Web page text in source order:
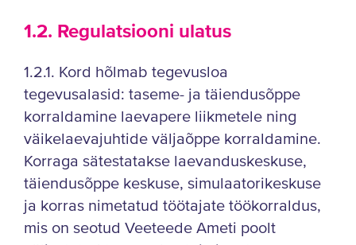
1.2. Regulatsiooni ulatus
1.2.1. Kord hõlmab tegevusloa
tegevusalasid: taseme- ja täiendusõppe
korraldamine laevapere liikmetele ning
väikelaevajuhtide väljaõppe korraldamine.
Korraga sätestatakse laevanduskeskuse,
täiendusõppe keskuse, simulaatorikeskuse
ja korras nimetatud töötajate töökorraldus,
mis on seotud Veeteede Ameti poolt